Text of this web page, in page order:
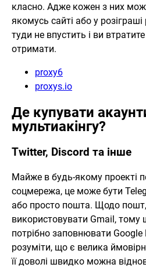
класно. Адже кожен з них
якомусь сайті або у
туди не впустить і ви
отримати.
proxy6
proxys.io
Де купувати
мультиакінгу?
Twitter, Discord та інше
Майже в будь-якому проекті
соцмережа, це може бути
або просто пошта. Щодо
використовувати Gmail,
потрібно заповнювати
розуміти, що є велика
її доволі швидко можна